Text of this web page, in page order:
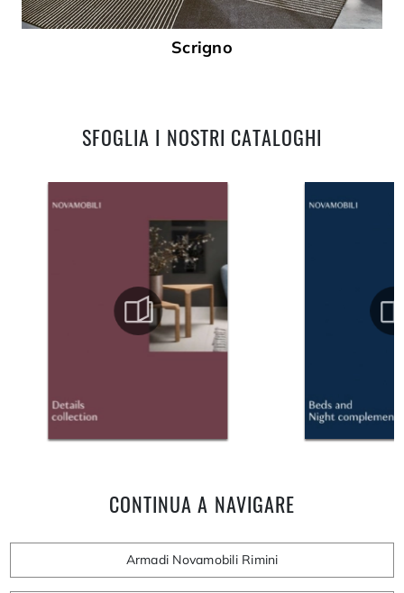
Scrigno
SFOGLIA I NOSTRI CATALOGHI
CONTINUA A NAVIGARE
Armadi Novamobili Rimini